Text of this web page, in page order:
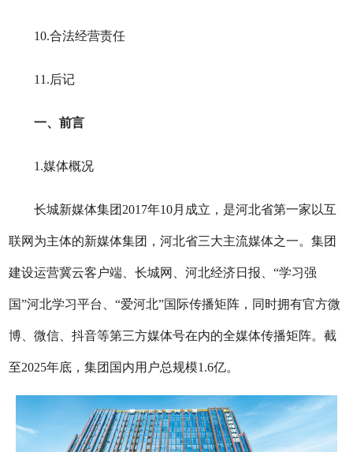
10.合法经营责任
11.后记
一、前言
1.媒体概况
长城新媒体集团2017年10月成立，是河北省第一家以互
联网为主体的新媒体集团，河北省三大主流媒体之一。集团
建设运营冀云客户端、长城网、河北经济日报、“学习强
国”河北学习平台、“爱河北”国际传播矩阵，同时拥有官方微
博、微信、抖音等第三方媒体号在内的全媒体传播矩阵。截
至2025年底，集团国内用户总规模1.6亿。